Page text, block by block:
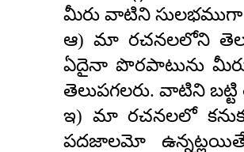
మీరు వాటిని సులభముగా
ఆ) మా రచనలలోని
ఏదైనా పొరపాటును
తెలుపగలరు. వాటిని
ఇ) మా రచనలలో
పదజాలమో ఉన్నట్లయితే